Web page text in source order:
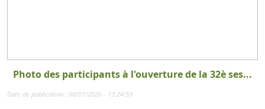
Photo des participants à l'ouverture de la 32è ses...
Date de publication : 08/01/2026 - 13:24:59